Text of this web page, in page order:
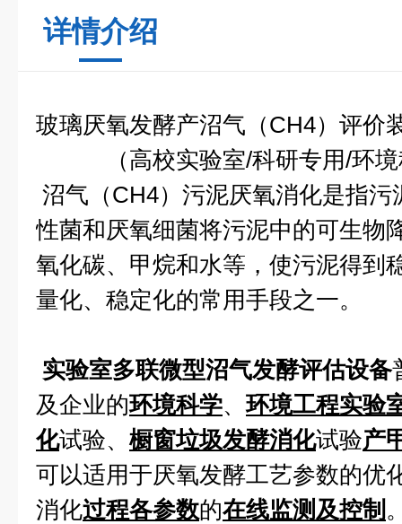
详情介绍
玻璃厌氧发酵产沼气（CH4）评价
（高校实验室/科研专用/环
沼气（CH4）污泥厌氧消化是指
性菌和厌氧细菌将污泥中的可生物
氧化碳、甲烷和水等，使污泥得到
量化、稳定化的常用手段之一。
实验室多联微型沼气发酵评估设备
及企业的环境科学、环境工程实验
化试验、 橱窗垃圾发酵消化试验产
可以适用于厌氧发酵工艺参数的优
消化过程各参数的在线监测及控制